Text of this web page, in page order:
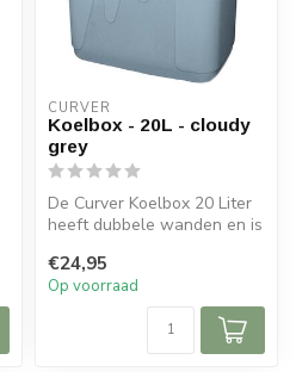
CURVER
Koelbox - 20L - cloudy
grey
De Curver Koelbox 20 Liter
heeft dubbele wanden en is
...
€24,95
Op voorraad